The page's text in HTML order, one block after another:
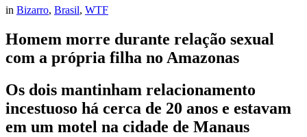
in Bizarro, Brasil, WTF
Homem morre durante relação sexual
com a própria filha no Amazonas
Os dois mantinham relacionamento
incestuoso há cerca de 20 anos e estavam
em um motel na cidade de Manaus